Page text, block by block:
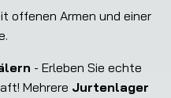
offenen Armen und einer
- Erleben Sie echte
Mehrere Jurtenlager